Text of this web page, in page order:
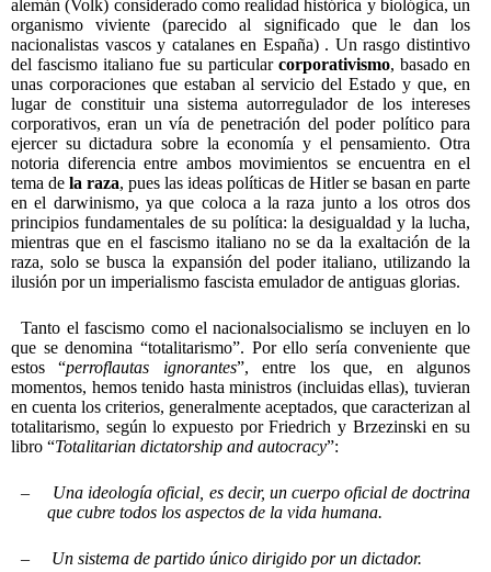
alemán (Volk) considerado como realidad histórica y biológica, un
organismo viviente (parecido al significado que le dan los
nacionalistas vascos y catalanes en España) . Un rasgo distintivo
del fascismo italiano fue su particular corporativismo, basado en
unas corporaciones que estaban al servicio del Estado y que, en
lugar de constituir una sistema autorregulador de los intereses
corporativos, eran un vía de penetración del poder político para
ejercer su dictadura sobre la economía y el pensamiento. Otra
notoria diferencia entre ambos movimientos se encuentra en el
tema dela raza, pues las ideas políticas de Hitler se basan en parte
en el darwinismo, ya que coloca a la raza junto a los otros dos
principios fundamentales de su política: la desigualdad y la lucha,
mientras que en el fascismo italiano no se da la exaltación de la
raza, solo se busca la expansión del poder italiano, utilizando la
ilusión por un imperialismo fascista emulador de antiguas glorias.
Tanto el fascismo como el nacionalsocialismo se incluyen en lo
que se denomina “totalitarismo”. Por ello sería conveniente que
estos “perroflautas ignorantes”, entre los que, en algunos
momentos, hemos tenido hasta ministros (incluidas ellas), tuvieran
en cuenta los criterios, generalmente aceptados, que caracterizan al
totalitarismo, según lo expuesto por Friedrich y Brzezinski en su
libro “Totalitarian dictatorship and autocracy”:
–
Una ideología oficial, es decir, un cuerpo oficial de doctrina
que cubre todos los aspectos de la vida humana.
– Un sistema de partido único dirigido por un dictador.